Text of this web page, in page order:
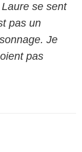
se sent
pas un
Je
pas